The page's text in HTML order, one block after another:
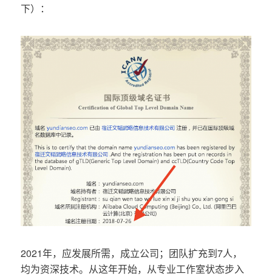
下）：
2021年，应发展所需，成立公司；团队扩充到7人，
均为资深技术。从这年开始，从专业工作室状态步入